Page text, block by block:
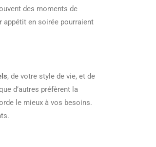
des moments de
appétit en soirée pourraient
, de votre style de vie, et de
d’autres préfèrent la
le mieux à vos besoins.